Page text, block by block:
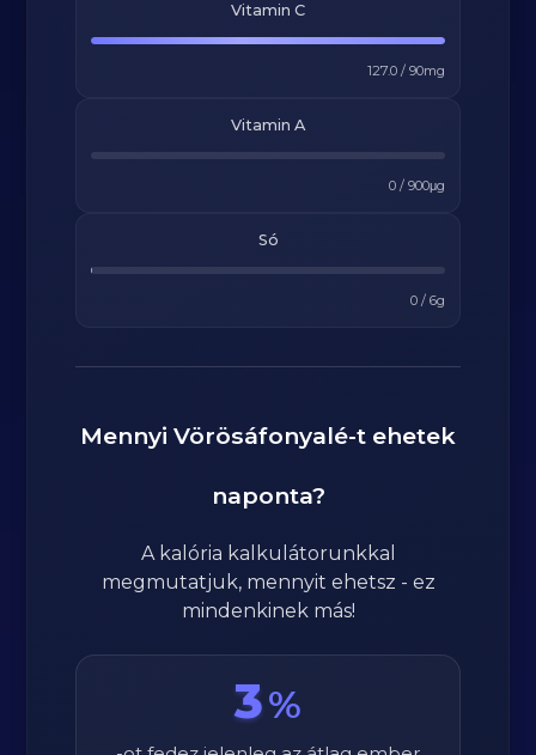
Vitamin C
127.0/ 90mg
Vitamin A
0/ 900μg
Só
0/ 6g
Mennyi Vörösáfonyalé-t ehetek
naponta?
A kalória kalkulátorunkkal
megmutatjuk, mennyit ehetsz - ez
mindenkinek más!
3%